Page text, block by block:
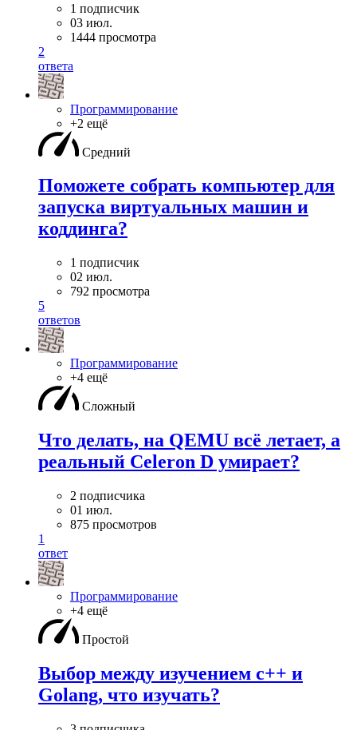
1 подписчик
03 июл.
1444 просмотра
2
ответа
Программирование
+2 ещё
Средний
Поможете собрать компьютер для
запуска виртуальных машин и
коддинга?
1 подписчик
02 июл.
792 просмотра
5
ответов
Программирование
+4 ещё
Сложный
Что делать, на QEMU всё летает, а
реальный Celeron D умирает?
2 подписчика
01 июл.
875 просмотров
1
ответ
Программирование
+4 ещё
Простой
Выбор между изучением c++ и
Golang, что изучать?